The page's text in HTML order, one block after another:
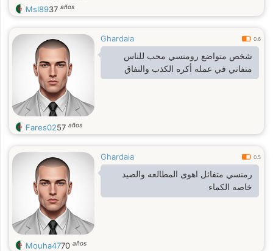
Msl8937 años
Ghardaia 0.6
شخص متواضع رومنسي محب للناس
متفاني في عمله أكره الكذب والنفاق
Fares0257 años
Ghardaia 0.5
رمنسي متفائل اهوى المطالعه والصيد
خاصه الكماء
Mouha4770 años